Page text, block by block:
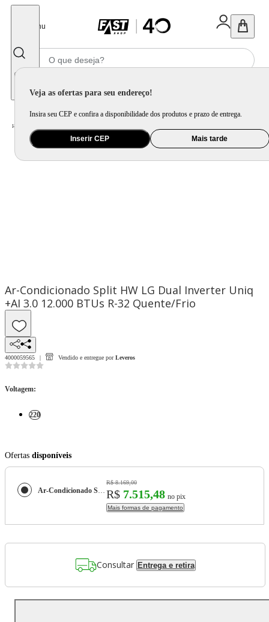
Menu
Veja as ofertas para seu endereço!
Insira seu CEP e confira a disponibilidade dos produtos e prazo de entrega.
Inserir CEP Mais tarde
Home
Ar-Condicionado Split HW LG Dual Inverter Uniq
+AI 3.0 12.000 BTUs R-32 Quente/Frio
4000059565 Vendido e entregue por Leveros
Voltagem:
220
Ofertas disponíveis
Ar-Condicionado Split HW LG Dual Inverter Uniq +AI 3.0 12.000 BTUs R-32 Quente/Frio
R$ 8.169,00
R$ 7.515,48 no pix
Mais formas de pagamento
Consultar Entrega e retira